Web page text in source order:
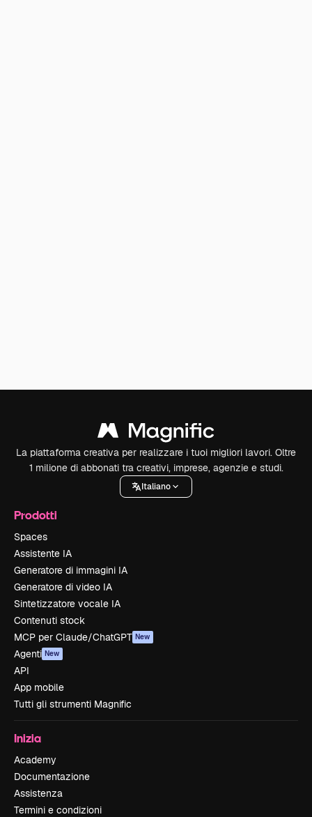
La piattaforma creativa per realizzare i tuoi migliori lavori. Oltre
1 milione di abbonati tra creativi, imprese, agenzie e studi.
Italiano
Prodotti
Spaces
Assistente IA
Generatore di immagini IA
Generatore di video IA
Sintetizzatore vocale IA
Contenuti stock
MCP per Claude/ChatGPT New
Agenti New
API
App mobile
Tutti gli strumenti Magnific
Inizia
Academy
Documentazione
Assistenza
Termini e condizioni